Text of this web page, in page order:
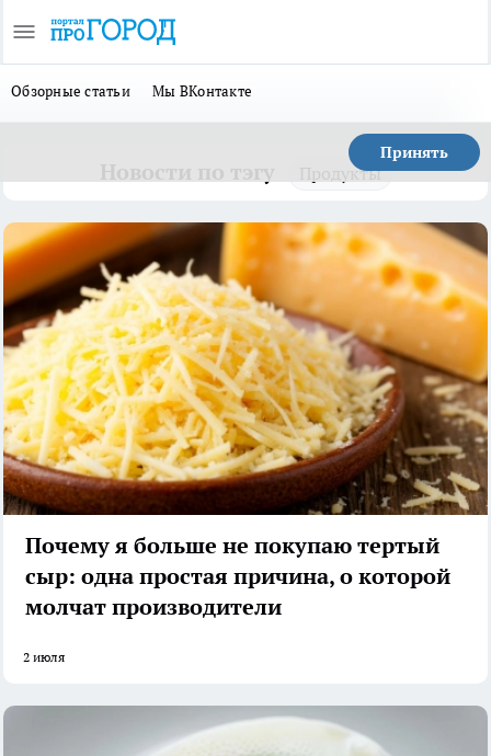
Обзорные статьи Мы ВКонтакте
Принять
Продукты
Почему я больше не покупаю тертый
сыр: одна простая причина, о которой
молчат производители
2 июля